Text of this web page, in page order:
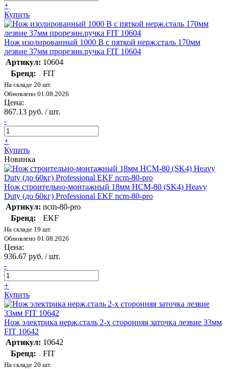
+
Купить
Нож изолированный 1000 В с пяткой нерж.сталь 170мм
лезвие 37мм прорезин.ручка FIT 10604
Артикул: 10604
Бренд:
FIT
На складе 20 шт.
Обновлено 01.08.2026
Цена:
867.13 руб. / шт.
-
+
Купить
Новинка
Нож строительно-монтажный 18мм НСМ-80 (SK4) Heavy
Duty (до 60кг) Professional EKF ncm-80-pro
Артикул: ncm-80-pro
Бренд:
EKF
На складе 19 шт.
Обновлено 01.08.2026
Цена:
936.67 руб. / шт.
-
+
Купить
Нож электрика нерж.сталь 2-х сторонняя заточка лезвие 33мм
FIT 10642
Артикул: 10642
Бренд:
FIT
На складе 20 шт.